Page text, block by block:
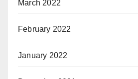
March 2022
February 2022
January 2022